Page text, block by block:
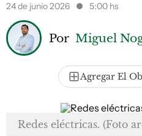
24 de junio 2026 5:00 hs
Por Miguel
Agregar El
Redes eléctricas. (Foto